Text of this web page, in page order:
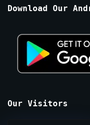
Download Our
Our Visitors